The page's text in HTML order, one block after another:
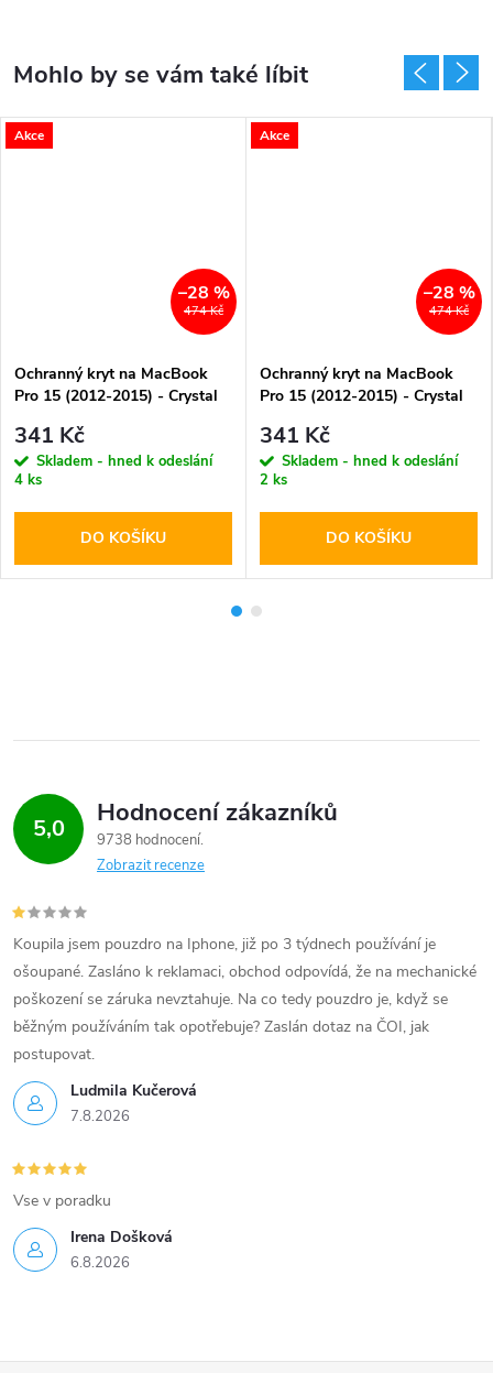
Akce
474 Kč
–28 %
Ochranný kryt na MacBook
Pro 15 (2012-2015) - Crystal
341 Kč
Skladem - hned k odeslání
4 ks
DO KOŠÍKU
Akce
474 Kč
–28 %
Ochranný kryt na MacBook
Pro 15 (2012-2015) - Crystal
341 Kč
Skladem - hned k odeslání
2 ks
DO KOŠÍKU
5,0 Hodnocení zákazníků
9738 hodnocení
Zobrazit recenze
Ludmila Kučerová
7.8.2026
Koupila jsem pouzdro na Iphone, již po 3 týdnech používání je
ošoupané. Zasláno k reklamaci, obchod odpovídá, že na mechanické
poškození se záruka nevztahuje. Na co tedy pouzdro je, když se
běžným používáním tak opotřebuje? Zaslán dotaz na ČOI, jak
postupovat.
Irena Došková
6.8.2026
Vse v poradku